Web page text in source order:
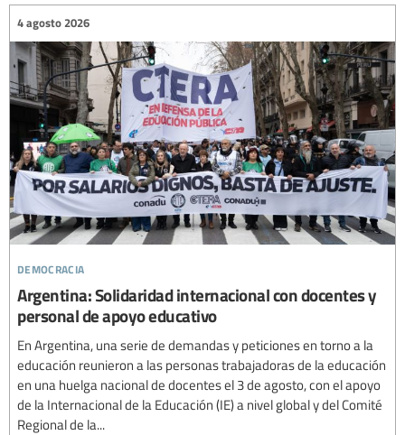
democracia
4 agosto 2026
Argentina: Solidaridad internacional con docentes y
personal de apoyo educativo
En Argentina, una serie de demandas y peticiones en torno a la
educación reunieron a las personas trabajadoras de la educación
en una huelga nacional de docentes el 3 de agosto, con el apoyo
de la Internacional de la Educación (IE) a nivel global y del Comité
Regional de la...